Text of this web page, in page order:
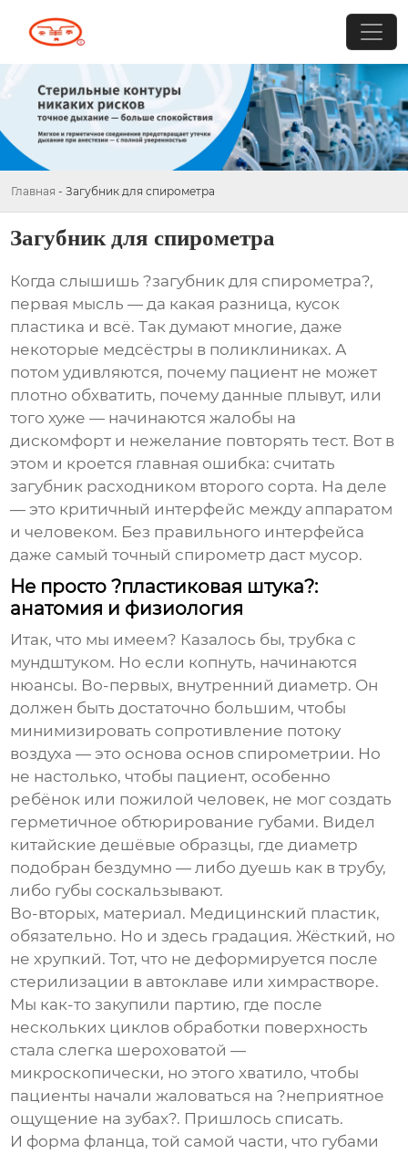
Главная - Загубник для спирометра
Загубник для спирометра
Когда слышишь ?загубник для спирометра?,
первая мысль — да какая разница, кусок
пластика и всё. Так думают многие, даже
некоторые медсёстры в поликлиниках. А
потом удивляются, почему пациент не может
плотно обхватить, почему данные плывут, или
того хуже — начинаются жалобы на
дискомфорт и нежелание повторять тест. Вот в
этом и кроется главная ошибка: считать
загубник расходником второго сорта. На деле
— это критичный интерфейс между аппаратом
и человеком. Без правильного интерфейса
даже самый точный спирометр даст мусор.
Не просто ?пластиковая штука?:
анатомия и физиология
Итак, что мы имеем? Казалось бы, трубка с
мундштуком. Но если копнуть, начинаются
нюансы. Во-первых, внутренний диаметр. Он
должен быть достаточно большим, чтобы
минимизировать сопротивление потоку
воздуха — это основа основ спирометрии. Но
не настолько, чтобы пациент, особенно
ребёнок или пожилой человек, не мог создать
герметичное обтюрирование губами. Видел
китайские дешёвые образцы, где диаметр
подобран бездумно — либо дуешь как в трубу,
либо губы соскальзывают.
Во-вторых, материал. Медицинский пластик,
обязательно. Но и здесь градация. Жёсткий, но
не хрупкий. Тот, что не деформируется после
стерилизации в автоклаве или химрастворе.
Мы как-то закупили партию, где после
нескольких циклов обработки поверхность
стала слегка шероховатой —
микроскопически, но этого хватило, чтобы
пациенты начали жаловаться на ?неприятное
ощущение на зубах?. Пришлось списать.
И форма фланца, той самой части, что губами